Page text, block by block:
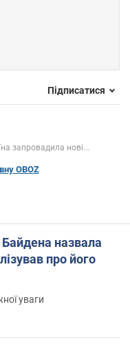
Підписатися
запровадила нові...
OBOZ
назвала
про його
уваги